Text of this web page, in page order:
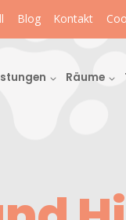
Blog Kontakt
Räume